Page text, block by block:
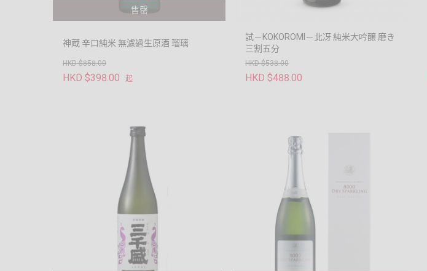
售罄
神蔵 辛口純米 無濾過生原酒 瑠璃
HKD $858.00
HKD $398.00 起
試－KOKOROMI－北冴 純米大吟醸 磨き
三割五分
HKD $538.00
HKD $488.00